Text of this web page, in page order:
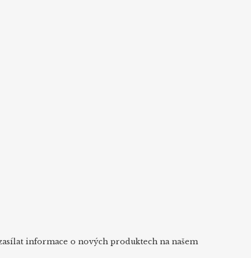
informace o nových produktech na našem